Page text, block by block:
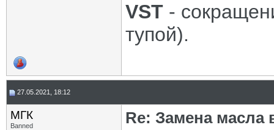
VST -
тупой).
27.05.2021, 18:12
МГК
Banned
Re: Замена масла